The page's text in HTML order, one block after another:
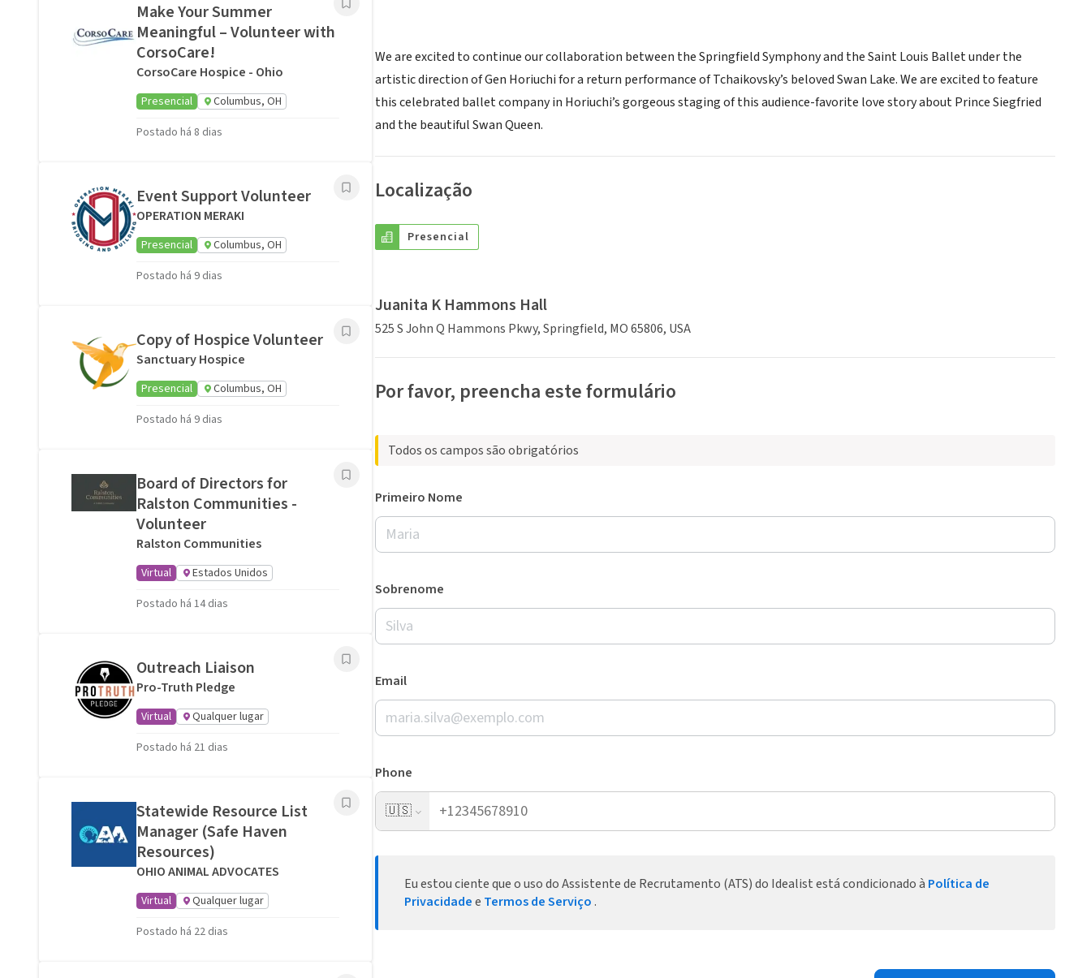
We are excited to continue our collaboration between the Springfield Symphony and the Saint Louis Ballet under the
artistic direction of Gen Horiuchi for a return performance of Tchaikovsky’s beloved Swan Lake. We are excited to feature
this celebrated ballet company in Horiuchi’s gorgeous staging of this audience-favorite love story about Prince Siegfried
and the beautiful Swan Queen.
Localização
Presencial
Juanita K Hammons Hall
525 S John Q Hammons Pkwy, Springfield, MO 65806, USA
Por favor, preencha este formulário
Todos os campos são obrigatórios
Primeiro Nome
Sobrenome
Email
Phone
🇺🇸
Eu estou ciente que o uso do Assistente de Recrutamento (ATS) do Idealist está condicionado à Política de
Privacidadee Termos de Serviço .
Make Your Summer
Meaningful – Volunteer with
CorsoCare!
CorsoCare Hospice - Ohio
Presencial
Columbus, OH
Postado há 8 dias
Event Support Volunteer
OPERATION MERAKI
Presencial
Columbus, OH
Postado há 9 dias
Copy of Hospice Volunteer
Sanctuary Hospice
Presencial
Columbus, OH
Postado há 9 dias
Board of Directors for
Ralston Communities -
Volunteer
Ralston Communities
Virtual
Estados Unidos
Postado há 14 dias
Outreach Liaison
Pro-Truth Pledge
Virtual
Qualquer lugar
Postado há 21 dias
Statewide Resource List
Manager (Safe Haven
Resources)
OHIO ANIMAL ADVOCATES
Virtual
Qualquer lugar
Postado há 22 dias